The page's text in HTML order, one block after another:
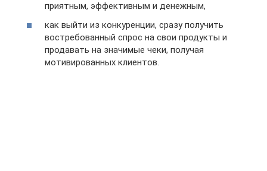
приятным, эффективным и денежным,
как выйти из конкуренции, сразу получить
востребованный спрос на свои продукты и
продавать на значимые чеки, получая
мотивированных клиентов.